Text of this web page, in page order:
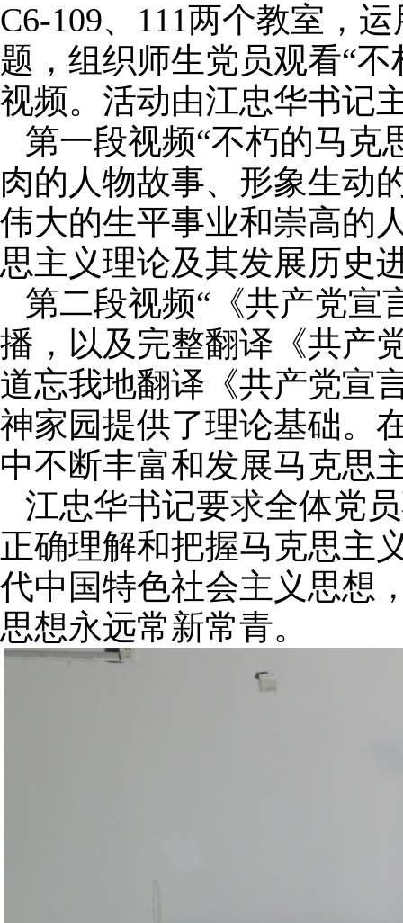
C6-109、111两个教室，
题，组织师生党员观看“
视频。活动由江忠华书记
第一段视频“不朽的马克
肉的人物故事、形象生动
伟大的生平事业和崇高的
思主义理论及其发展历史
第二段视频“《共产党宣
播，以及完整翻译《共产
道忘我地翻译《共产党宣
神家园提供了理论基础。
中不断丰富和发展马克思
江忠华书记要求全体党
正确理解和把握马克思主
代中国特色社会主义思想
思想永远常新常青。